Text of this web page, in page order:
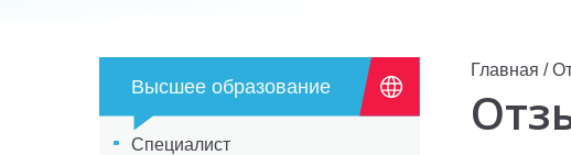
Высшее образование
Специалист
Главная /